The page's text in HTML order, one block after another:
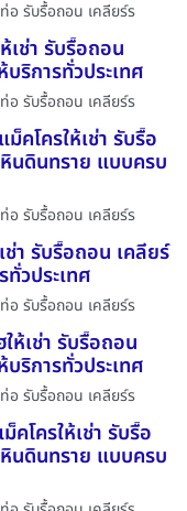
อ รับรื้อถอน เคลียร์ร
ช่า รับรื้อถอน
ริการทั่วประเทศ
อ รับรื้อถอน เคลียร์ร
คโครให้เช่า รับรื้อ
นดินทราย แบบครบ
อ รับรื้อถอน เคลียร์ร
า รับรื้อถอน เคลียร์
วประเทศ
อ รับรื้อถอน เคลียร์ร
ห้เช่า รับรื้อถอน
ริการทั่วประเทศ
อ รับรื้อถอน เคลียร์ร
โครให้เช่า รับรื้อ
นดินทราย แบบครบ